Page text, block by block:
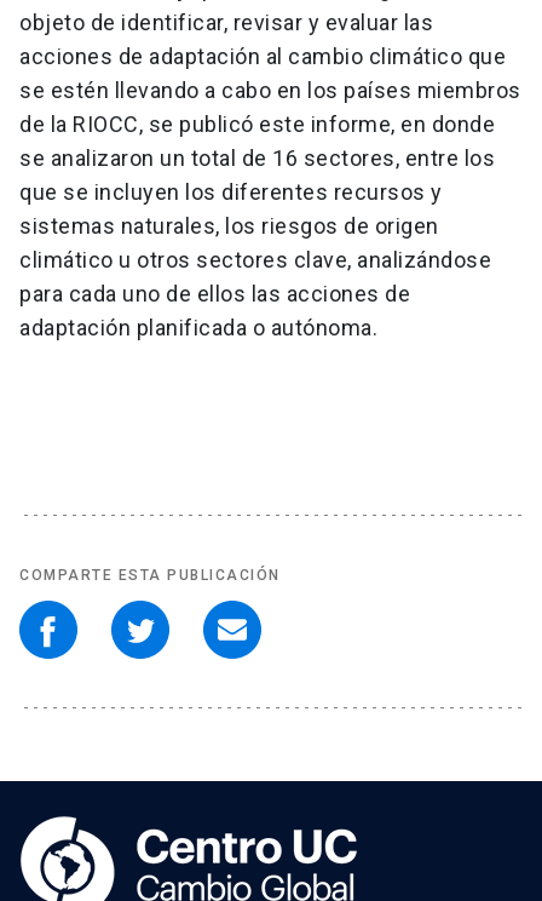
objeto de identificar, revisar y evaluar las
acciones de adaptación al cambio climático que
se estén llevando a cabo en los países miembros
de la RIOCC, se publicó este informe, en donde
se analizaron un total de 16 sectores, entre los
que se incluyen los diferentes recursos y
sistemas naturales, los riesgos de origen
climático u otros sectores clave, analizándose
para cada uno de ellos las acciones de
adaptación planificada o autónoma.
COMPARTE ESTA PUBLICACIÓN